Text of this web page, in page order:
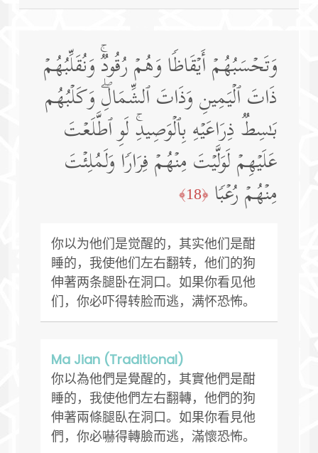
وَتَحۡسَبُهُمۡ أَیۡقَاظࣰا وَهُمۡ رُقُودࣱۚ وَنُقَلِّبُهُمۡ
ذَاتَ ٱلۡیَمِینِ وَذَاتَ ٱلشِّمَالِۖ وَكَلۡبُهُم
بَـٰسِطࣱ ذِرَاعَیۡهِ بِٱلۡوَصِیدِۚ لَوِ ٱطَّلَعۡتَ
عَلَیۡهِمۡ لَوَلَّیۡتَ مِنۡهُمۡ فِرَارࣰا وَلَمُلِئۡتَ
مِنۡهُمۡ رُعۡبࣰا ﴿18﴾
你以为他们是觉醒的，其实他们是酣
睡的，我使他们左右翻转，他们的狗
伸著两条腿卧在洞口。如果你看见他
们，你必吓得转脸而逃，满怀恐怖。
Ma Jian (Traditional)
你以為他們是覺醒的，其實他們是酣
睡的，我使他們左右翻轉，他們的狗
伸著兩條腿臥在洞口。如果你看見他
們，你必嚇得轉臉而逃，滿懷恐怖。